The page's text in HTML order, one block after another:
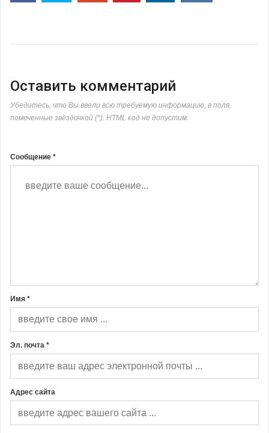
Оставить комментарий
Убедитесь, что Вы ввели всю требуемую информацию, в поля,
помеченные звёздочкой (*). HTML код не допустим.
Сообщение *
Имя *
Эл. почта *
Адрес сайта